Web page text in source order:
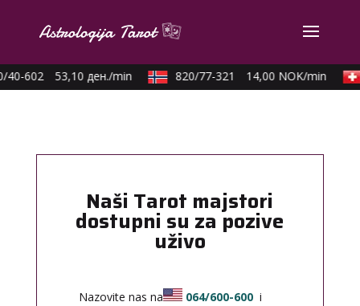
40-602 53,10 ден./min 820/77-321 14,00 NOK/min
Naši Tarot majstori
dostupni su za pozive
uživo
Nazovite nas na 064/600-600 i